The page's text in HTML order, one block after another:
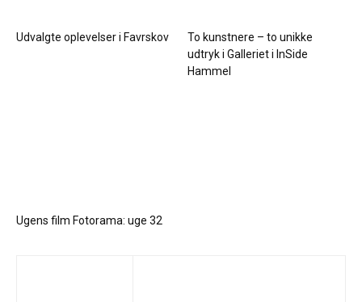
Udvalgte oplevelser i Favrskov
To kunstnere – to unikke
udtryk i Galleriet i InSide
Hammel
Ugens film Fotorama: uge 32